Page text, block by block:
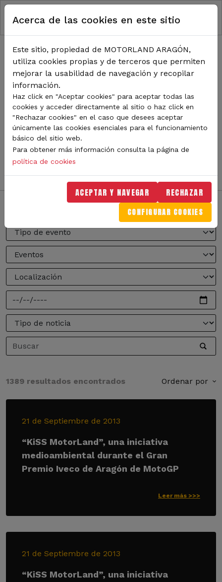
Pasar al contenido principal
RUTA DE NAVEGACIÓN
Inicio Noticias
TODA LA ACTUALIDAD DE
MOTORLAND
Sigue de cerca todas las novedades de MotorLand
Aragón. Aquí encontrarás noticias sobre eventos,
competiciones, pilotos, novedades del circuito y
mucho más. Filtra por categoría o tipo de contenido y
no te pierdas nada del mundo del motor.
1389 resultados encontrados Ordenar por
21 de Septiembre de 2013
“KiSS MotorLand”, una iniciativa
medioambiental durante el Gran
Premio Iveco de Aragón de MotoGP
Leer más >>>
21 de Septiembre de 2013
“KiSS MotorLand”, una iniciativa
Acerca de las cookies en este sitio
Este sitio, propiedad de MOTORLAND ARAGÓN,
utiliza cookies propias y de terceros que permiten
mejorar la usabilidad de navegación y recopilar
información.
Haz click en "Aceptar cookies" para aceptar todas las
cookies y acceder directamente al sitio o haz click en
"Rechazar cookies" en el caso que desees aceptar
únicamente las cookies esenciales para el funcionamiento
básico del sitio web.
Para obtener más información consulta la página de
política de cookies
ACEPTAR Y NAVEGAR RECHAZAR
CONFIGURAR COOKIES